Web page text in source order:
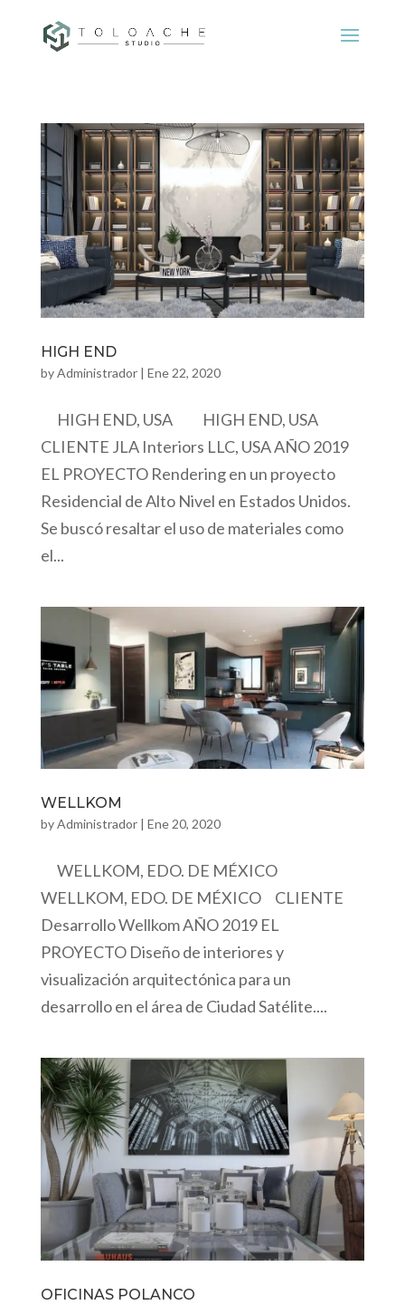
HIGH END
byAdministrador| Ene 22, 2020
HIGH END, USA HIGH END, USA
CLIENTE JLA Interiors LLC, USA AÑO 2019
EL PROYECTO Rendering en un proyecto
Residencial de Alto Nivel en Estados Unidos.
Se buscó resaltar el uso de materiales como
el...
WELLKOM
byAdministrador| Ene 20, 2020
WELLKOM, EDO. DE MÉXICO
WELLKOM, EDO. DE MÉXICO CLIENTE
Desarrollo Wellkom AÑO 2019 EL
PROYECTO Diseño de interiores y
visualización arquitectónica para un
desarrollo en el área de Ciudad Satélite....
OFICINAS POLANCO